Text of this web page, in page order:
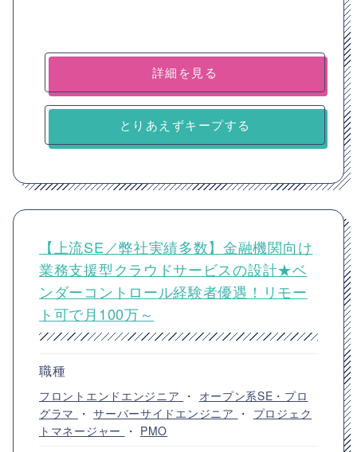
詳細を見る
とりあえずキープする
【上流SE／弊社実績多数】金融機関向け
業務支援型クラウドサービスの設計★ベ
ンダーコントロール経験者優遇！リモー
ト可で月100万～
職種
フロントエンドエンジニア ・ オープン系SE・プロ
グラマ
・サーバーサイドエンジニア ・ プロジェク
トマネージャー
・ PMO